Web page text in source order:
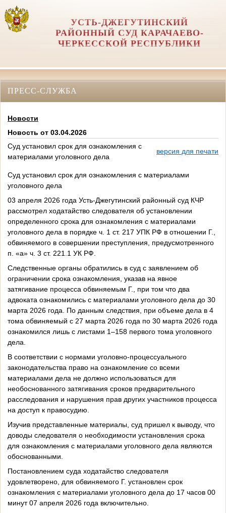
УСТЬ-ДЖЕГУТИНСКИЙ
РАЙОННЫЙ СУД КАРАЧАЕВО-
ЧЕРКЕССКОЙ РЕСПУБЛИКИ
ПРЕСС-СЛУЖБА
Новости
Новость от 03.04.2026
Суд установил срок для ознакомления с
материалами уголовного дела
версия для печати
Суд установил срок для ознакомления с материалами
уголовного дела
03 апреля 2026 года Усть-Джегутинский районный суд КЧР
рассмотрел ходатайство следователя об установлении
определенного срока для ознакомления с материалами
уголовного дела в порядке ч. 1 ст. 217 УПК РФ в отношении Г.,
обвиняемого в совершении преступления, предусмотренного
п. «а» ч. 3 ст. 221.1 УК РФ.
Следственные органы обратились в суд с заявлением об
ограничении срока ознакомления, указав на явное
затягивание процесса обвиняемым Г., при том что два
адвоката ознакомились с материалами уголовного дела до 30
марта 2026 года. По данным следствия, при объеме дела в 4
тома обвиняемый с 27 марта 2026 года по 30 марта 2026 года
ознакомился лишь с листами 1–158 первого тома уголовного
дела.
В соответствии с нормами уголовно-процессуального
законодательства право на ознакомление со всеми
материалами дела не должно использоваться для
необоснованного затягивания сроков предварительного
расследования и нарушения прав других участников процесса
на доступ к правосудию.
Изучив представленные материалы, суд пришел к выводу, что
доводы следователя о необходимости установления срока
для ознакомления с материалами уголовного дела являются
обоснованными.
Постановлением суда ходатайство следователя
удовлетворено, для обвиняемого Г. установлен срок
ознакомления с материалами уголовного дела до 17 часов 00
минут 07 апреля 2026 года включительно.